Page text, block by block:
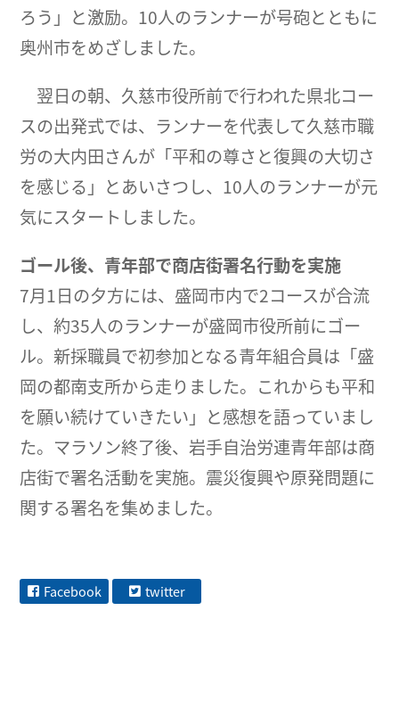
ろう」と激励。10人のランナーが号砲とともに
奥州市をめざしました。
翌日の朝、久慈市役所前で行われた県北コー
スの出発式では、ランナーを代表して久慈市職
労の大内田さんが「平和の尊さと復興の大切さ
を感じる」とあいさつし、10人のランナーが元
気にスタートしました。
ゴール後、青年部で商店街署名行動を実施
7月1日の夕方には、盛岡市内で2コースが合流
し、約35人のランナーが盛岡市役所前にゴー
ル。新採職員で初参加となる青年組合員は「盛
岡の都南支所から走りました。これからも平和
を願い続けていきたい」と感想を語っていまし
た。マラソン終了後、岩手自治労連青年部は商
店街で署名活動を実施。震災復興や原発問題に
関する署名を集めました。
Facebook twitter